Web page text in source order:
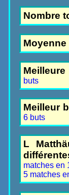
Nombre
Moyenne
buts
Meilleur
6 buts
L
matches en
5 matches